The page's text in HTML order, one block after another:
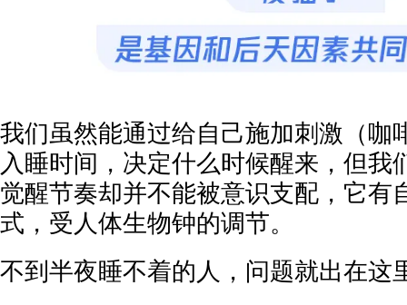
我们虽然能通过给自己施加刺激（咖
入睡时间，决定什么时候醒来，但我
觉醒节奏却并不能被意识支配，它有
式，受人体生物钟的调节。
不到半夜睡不着的人，问题就出在这